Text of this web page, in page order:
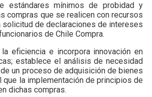
estándares mínimos de probidad y
compras que se realicen con recursos
de declaraciones de intereses
de Chile Compra.
eficiencia e incorpora innovación en
establece el análisis de necesidad
un proceso de adquisición de bienes
que la implementación de principios de
dichas compras.